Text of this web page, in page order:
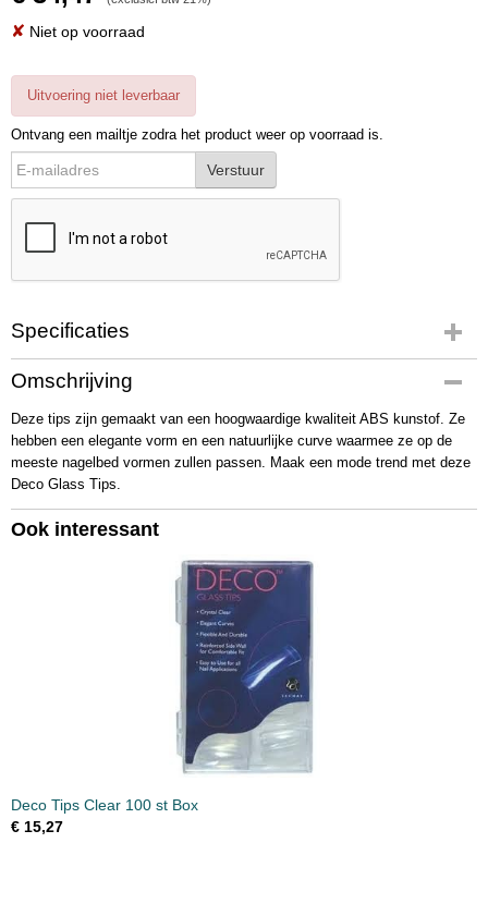
✘ Niet op voorraad
Uitvoering niet leverbaar
Ontvang een mailtje zodra het product weer op voorraad is.
Verstuur
Specificaties
Productcode
TPKL17
Bruto gewicht
0,11 Kg
Omschrijving
Deze tips zijn gemaakt van een hoogwaardige kwaliteit ABS kunstof. Ze
hebben een elegante vorm en een natuurlijke curve waarmee ze op de
meeste nagelbed vormen zullen passen. Maak een mode trend met deze
Deco Glass Tips.
Ook interessant
Deco Tips Clear 100 st Box
€ 15,27